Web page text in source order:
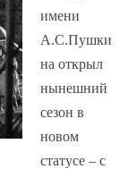
имени
А.С.Пушки
на открыл
нынешний
сезон в
новом
статусе – с